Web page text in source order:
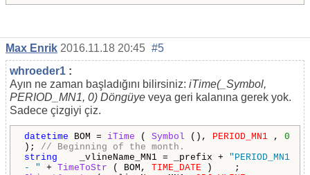
Max Enrik 2016.11.18 20:45 #5
whroeder1 :
Ayın ne zaman başladığını bilirsiniz: iTime(_Symbol,
PERIOD_MN1, 0) Döngüye veya geri kalanına gerek yok.
Sadece çizgiyi çiz.
datetime BOM = iTime ( Symbol (), PERIOD_MN1 , 0
); // Beginning of the month.
string _vlineName_MN1 = _prefix + "PERIOD_MN1
- "
+ TimeToStr ( BOM, TIME_DATE ) ;